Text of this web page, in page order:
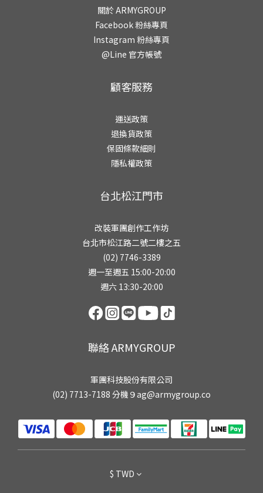
關於 ARMYGROUP
Facebook 粉絲專頁
Instagram 粉絲專頁
@Line 官方帳號
顧客服務
運送政策
退換貨政策
保固條款細則
隱私權政策
台北松江門市
改裝軍團創作工作坊
台北市松江路二號二樓之五
(02) 7746-3389
週一至週五 15:00-20:00
週六 13:30-20:00
聯絡 ARMYGROUP
軍團科技股份有限公司
(02) 7713-7188 分機９ag@armygroup.co
$ TWD